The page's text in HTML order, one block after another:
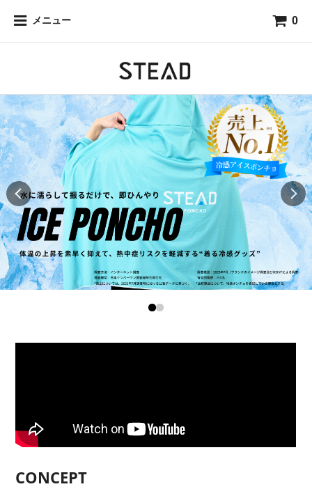
メニュー 0
CONCEPT